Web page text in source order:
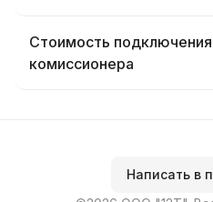
Стоимость
комиссионера
Написать в